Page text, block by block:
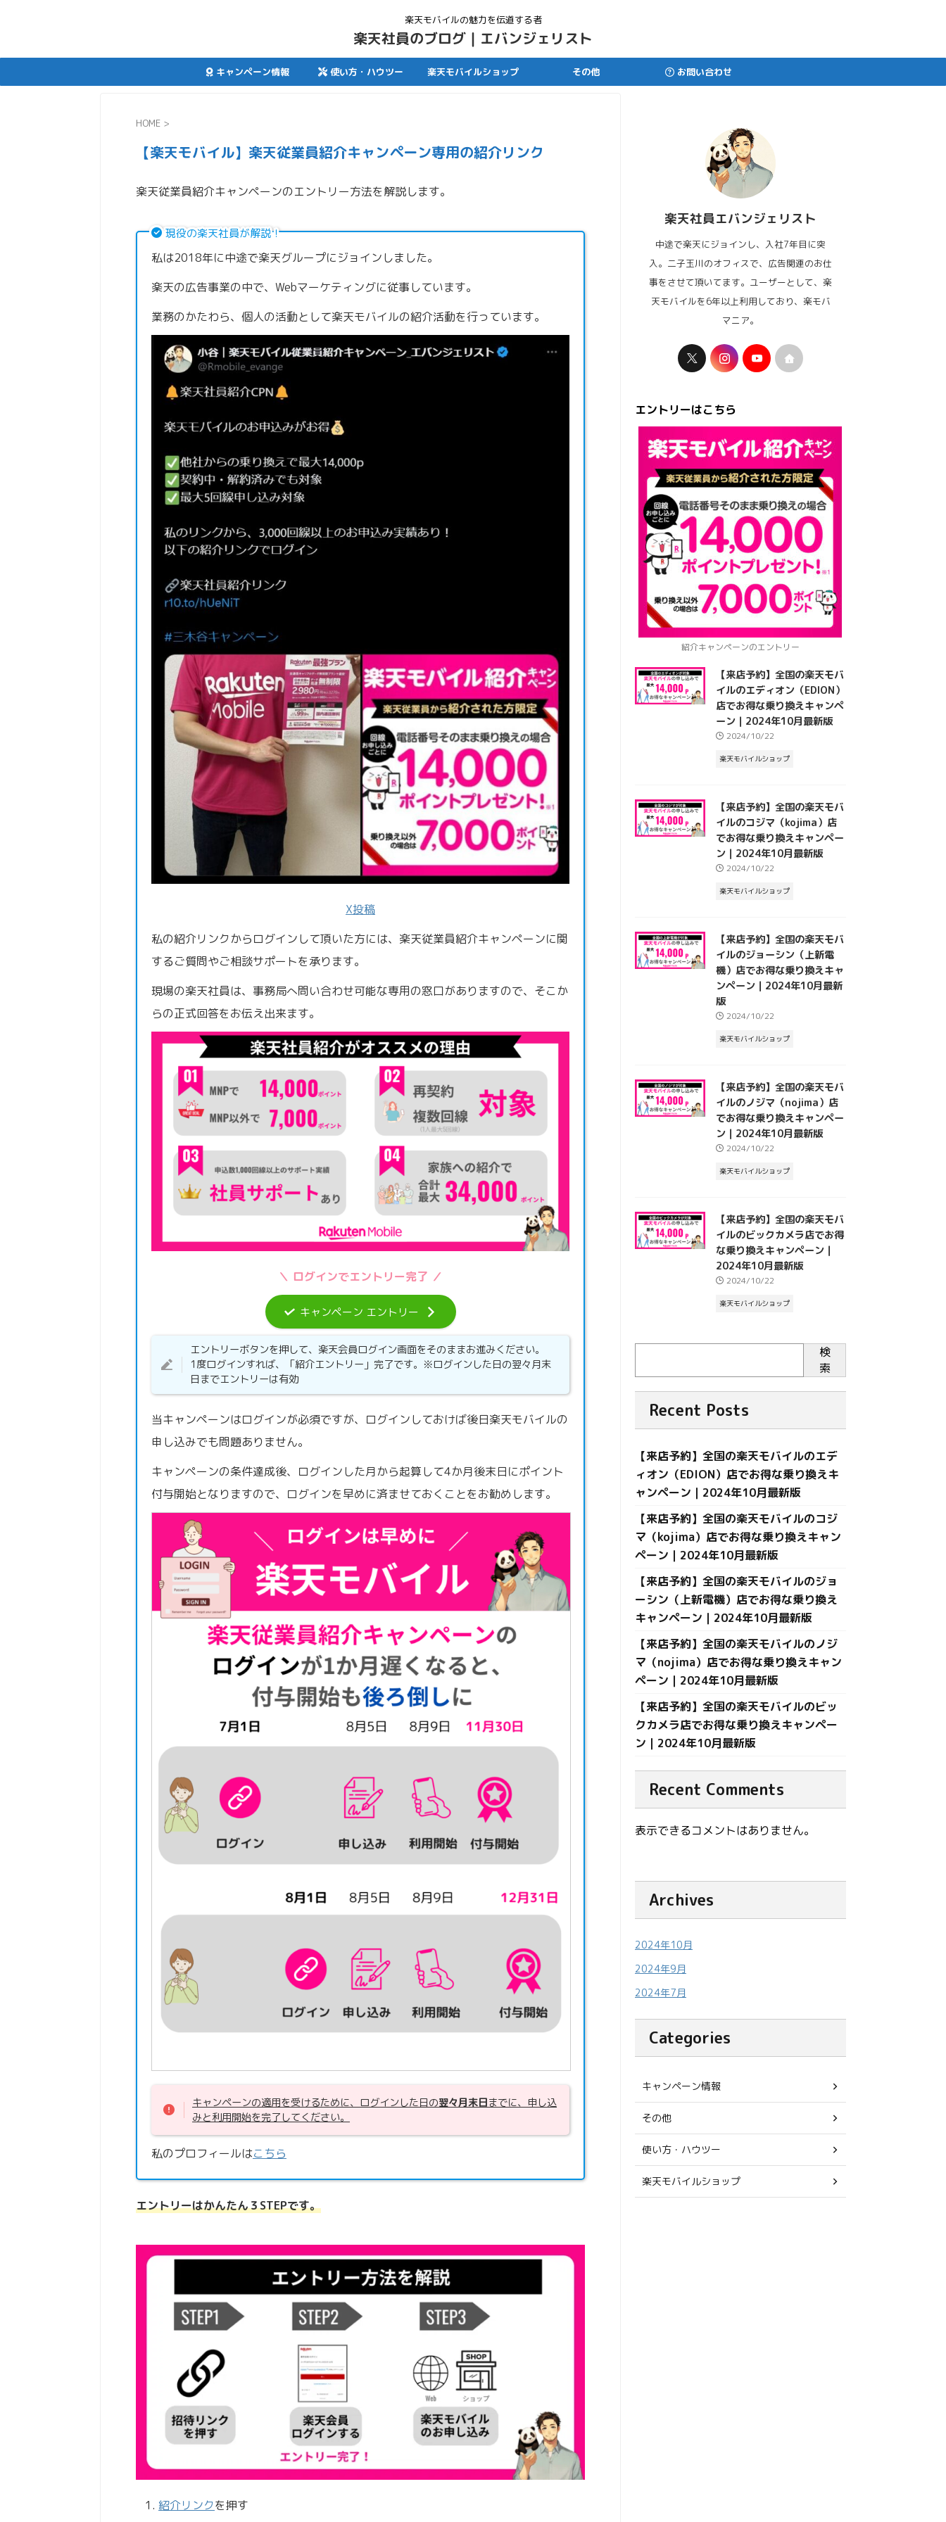
楽天モバイルの魅力を伝道する者
楽天社員のブログ｜エバンジェリスト
キャンペーン情報 使い方・ハウツー 楽天モバイルショップ その他 お問い合わせ
HOME >
【楽天モバイル】楽天従業員紹介キャンペーン専用の紹介リンク
楽天従業員紹介キャンペーンのエントリー方法を解説します。
現役の楽天社員が解説！
私は2018年に中途で楽天グループにジョインしました。
楽天の広告事業の中で、Webマーケティングに従事しています。
業務のかたわら、個人の活動として楽天モバイルの紹介活動を行っています。
X投稿
私の紹介リンクからログインして頂いた方には、楽天従業員紹介キャンペーンに関
するご質問やご相談サポートを承ります。
現場の楽天社員は、事務局へ問い合わせ可能な専用の窓口がありますので、そこか
らの正式回答をお伝え出来ます。
＼ ログインでエントリー完了 ／
キャンペーン エントリー
エントリーボタンを押して、楽天会員ログイン画面をそのままお進みください。
1度ログインすれば、「紹介エントリー」完了です。※ログインした日の翌々月末
日までエントリーは有効
当キャンペーンはログインが必須ですが、ログインしておけば後日楽天モバイルの
申し込みでも問題ありません。
キャンペーンの条件達成後、ログインした月から起算して4か月後末日にポイント
付与開始となりますので、ログインを早めに済ませておくことをお勧めします。
キャンペーンの適用を受けるために、ログインした日の翌々月末日までに、申し込
みと利用開始を完了してください。
私のプロフィールはこちら
エントリーはかんたん３STEPです。
紹介リンクを押す
楽天社員エバンジェリスト
中途で楽天にジョインし、入社7年目に突
入。二子玉川のオフィスで、広告関連のお仕
事をさせて頂いてます。ユーザーとして、楽
天モバイルを6年以上利用しており、楽モバ
マニア。
エントリーはこちら
紹介キャンペーンのエントリー
【来店予約】全国の楽天モバ
イルのエディオン（EDION）
店でお得な乗り換えキャンペ
ーン｜2024年10月最新版
2024/10/22
楽天モバイルショップ
【来店予約】全国の楽天モバ
イルのコジマ（kojima）店
でお得な乗り換えキャンペー
ン｜2024年10月最新版
2024/10/22
楽天モバイルショップ
【来店予約】全国の楽天モバ
イルのジョーシン（上新電
機）店でお得な乗り換えキャ
ンペーン｜2024年10月最新
版
2024/10/22
楽天モバイルショップ
【来店予約】全国の楽天モバ
イルのノジマ（nojima）店
でお得な乗り換えキャンペー
ン｜2024年10月最新版
2024/10/22
楽天モバイルショップ
【来店予約】全国の楽天モバ
イルのビックカメラ店でお得
な乗り換えキャンペーン｜
2024年10月最新版
2024/10/22
楽天モバイルショップ
検
索
Recent Posts
【来店予約】全国の楽天モバイルのエデ
ィオン（EDION）店でお得な乗り換えキ
ャンペーン｜2024年10月最新版
【来店予約】全国の楽天モバイルのコジ
マ（kojima）店でお得な乗り換えキャン
ペーン｜2024年10月最新版
【来店予約】全国の楽天モバイルのジョ
ーシン（上新電機）店でお得な乗り換え
キャンペーン｜2024年10月最新版
【来店予約】全国の楽天モバイルのノジ
マ（nojima）店でお得な乗り換えキャン
ペーン｜2024年10月最新版
【来店予約】全国の楽天モバイルのビッ
クカメラ店でお得な乗り換えキャンペー
ン｜2024年10月最新版
Recent Comments
表示できるコメントはありません。
Archives
2024年10月
2024年9月
2024年7月
Categories
キャンペーン情報
その他
使い方・ハウツー
楽天モバイルショップ